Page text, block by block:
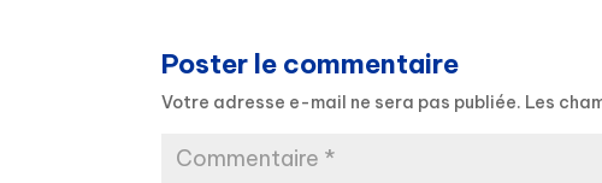
Poster le commentaire
Votre adresse e-mail ne sera pas publiée. Les